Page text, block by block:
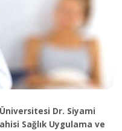
Dr. Siyami
Sağlık Uygulama ve